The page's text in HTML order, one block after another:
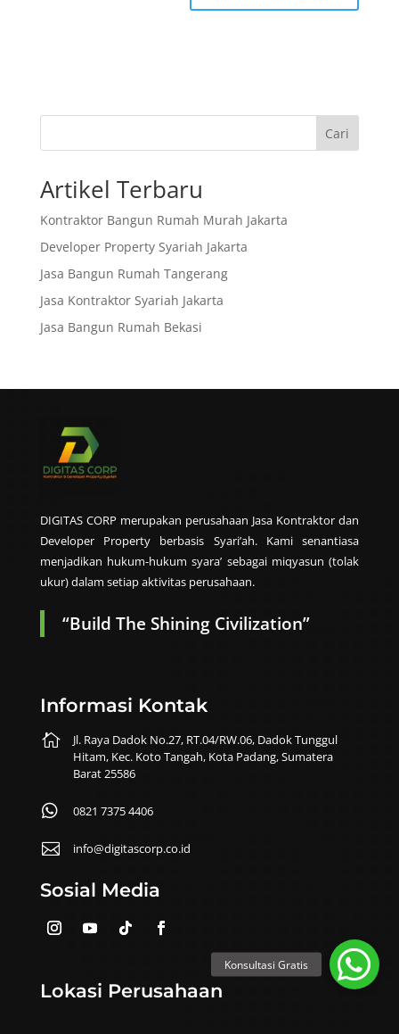
Cari
Artikel Terbaru
Kontraktor Bangun Rumah Murah Jakarta
Developer Property Syariah Jakarta
Jasa Bangun Rumah Tangerang
Jasa Kontraktor Syariah Jakarta
Jasa Bangun Rumah Bekasi
DIGITAS CORP merupakan perusahaan Jasa Kontraktor dan
Developer Property berbasis Syari’ah. Kami senantiasa
menjadikan hukum-hukum syara’ sebagai miqyasun (tolak
ukur) dalam setiap aktivitas perusahaan.
“Build The Shining Civilization”
Informasi Kontak

Jl. Raya Dadok No.27, RT.04/RW.06, Dadok Tunggul
Hitam, Kec. Koto Tangah, Kota Padang, Sumatera
Barat 25586
 0821 7375 4406
 info@digitascorp.co.id
Sosial Media
Lokasi Perusahaan